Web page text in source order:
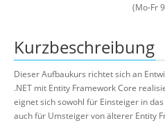
(Mo-Fr
Kurzbeschreibung
Dieser Aufbaukurs richtet sich an
.NET mit Entity Framework Core
eignet sich sowohl für Einsteiger in
auch für Umsteiger von älterer Entity